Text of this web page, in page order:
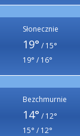
Słonecznie
19° / 15°
19° / 16°
Bezchmurnie
14° / 12°
15° / 12°